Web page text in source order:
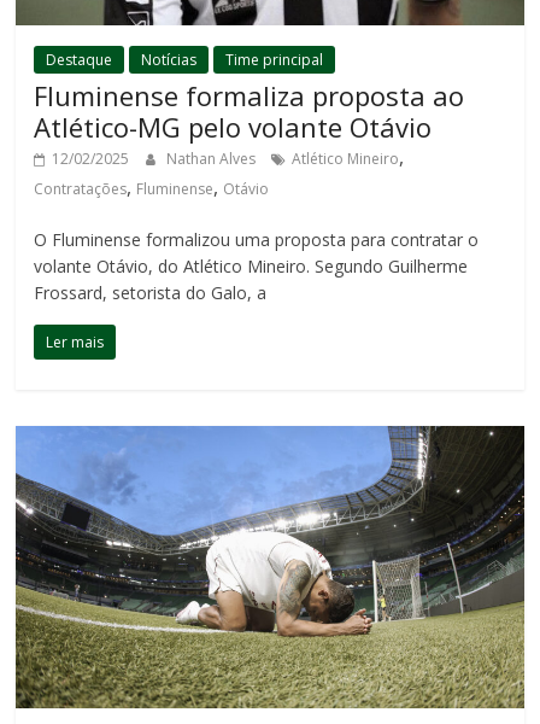
Destaque Notícias Time principal
Fluminense formaliza proposta ao
Atlético-MG pelo volante Otávio
12/02/2025 Nathan Alves Atlético Mineiro,
Contratações, Fluminense, Otávio
O Fluminense formalizou uma proposta para contratar o
volante Otávio, do Atlético Mineiro. Segundo Guilherme
Frossard, setorista do Galo, a
Ler mais